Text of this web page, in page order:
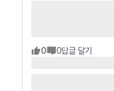
0 0답글 달기